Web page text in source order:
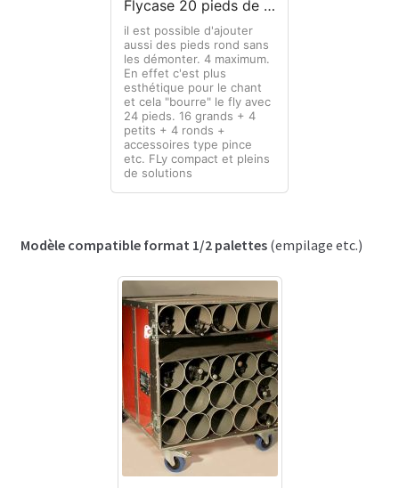
Flycase 20 pieds de micro + accessoires
il est possible d'ajouter
aussi des pieds rond sans
les démonter. 4 maximum.
En effet c'est plus
esthétique pour le chant
et cela "bourre" le fly avec
24 pieds. 16 grands + 4
petits + 4 ronds +
accessoires type pince
etc. FLy compact et pleins
de solutions
Modèle compatible format 1/2 palettes(empilage etc.)